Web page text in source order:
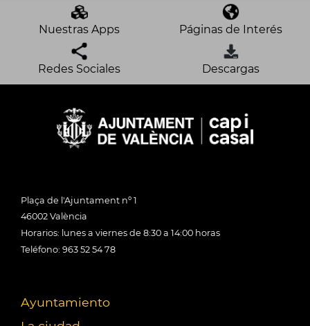
Nuestras Apps Páginas de Interés
Redes Sociales Descargas
Plaça de l'Ajuntament nº 1
46002 València
Horarios: lunes a viernes de 8:30 a 14:00 horas
Teléfono: 963 52 54 78
Ayuntamiento